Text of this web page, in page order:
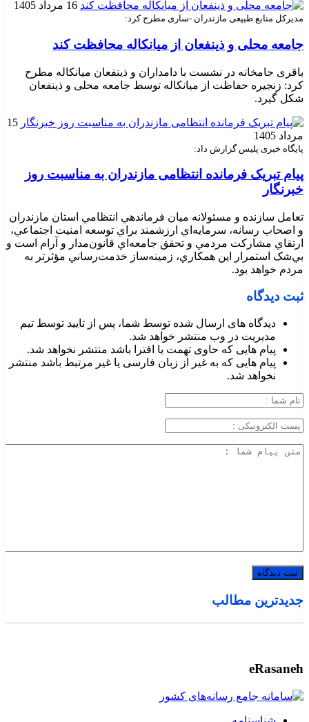
16 مرداد 1405
مدیرکل منابع طبیعی مازندران -ساری مطرح کرد:
جامعه محلی و ذینفعان از میانکاله محافظت کند
باقری جامخانه در نشست با دامداران و ذینفعان میانکاله مطرح
کرد: زنجیره حفاظت از میانکاله توسط جامعه محلی و ذینفعان
شکل گیرد.
15
مرداد 1405
پایگاه خبری پلیس گزارش داد:
پیام تبریک فرمانده انتظامی مازندران به مناسبت روز
خبرنگار
تعامل سازنده و مسئولانه ميان فرماندهي انتظامي استان مازندران
و اصحاب رسانه، سرمايه‌اي ارزشمند براي توسعه امنيت اجتماعي،
ارتقاي مشارکت مردمي و تحقق جامعه‌اي قانون‌مدار و آرام است و
بي‌شک استمرار اين همکاري، زمينه‌ساز خدمت‌رساني مؤثرتر به
مردم خواهد بود.
ثبت دیدگاه
دیدگاه های ارسال شده توسط شما، پس از تایید توسط تیم
مدیریت در وب منتشر خواهد شد.
پیام هایی که حاوی تهمت یا افترا باشد منتشر نخواهد شد.
پیام هایی که به غیر از زبان فارسی یا غیر مرتبط باشد منتشر
نخواهد شد.
جدیدترین مطالب
eRasaneh